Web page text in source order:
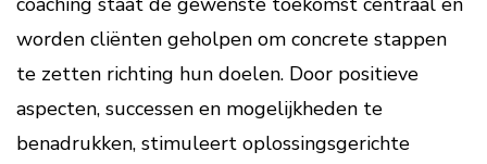
worden cliënten geholpen om concrete stappen
te zetten richting hun doelen. Door positieve
aspecten, successen en mogelijkheden te
benadrukken, stimuleert oplossingsgerichte